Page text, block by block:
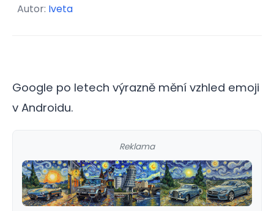
Autor: Iveta
Google po letech výrazně mění vzhled emoji
v Androidu.
Reklama